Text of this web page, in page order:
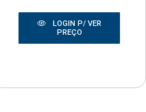
LOGIN P/ VER
PREÇO